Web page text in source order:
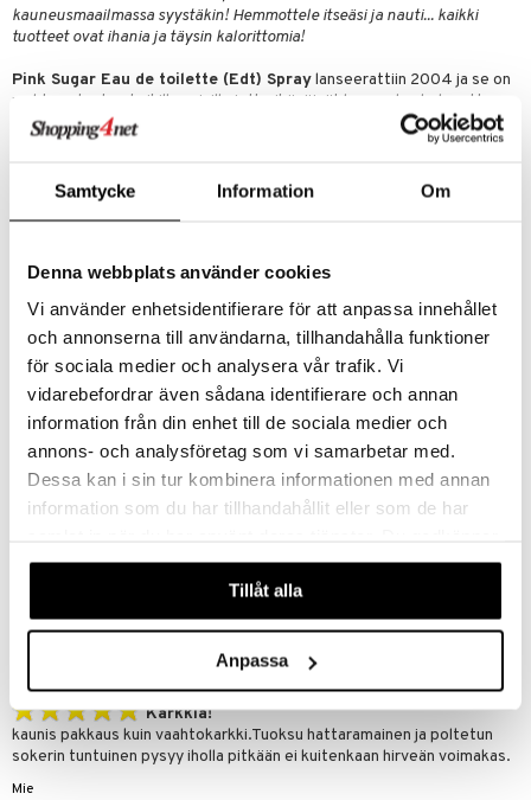
Samtycke Information Om
Denna webbplats använder cookies
Vi använder enhetsidentifierare för att anpassa innehållet
och annonserna till användarna, tillhandahålla funktioner
för sociala medier och analysera vår trafik. Vi
vidarebefordrar även sådana identifierare och annan
information från din enhet till de sociala medier och
annons- och analysföretag som vi samarbetar med.
Dessa kan i sin tur kombinera informationen med annan
information som du har tillhandahållit eller som de har
våra cookies vid fortsatt användande av vår webbplats.
Tillåt alla
Anpassa
kauneusmaailmassa syystäkin! Hemmottele itseäsi ja nauti... kaikki
tuotteet ovat ihania ja täysin kalorittomia!
Pink Sugar Eau de toilette (Edt) Spraylanseerattiin 2004 ja se on
mahtava tuoksu kaikille naisille jotka ikävöivät lapsuuden helpputta.
Tämä suloisen makea, flirttaileva tuoksu herättää sekä makuhermosi
että muistosi hattarasta, auringosta ja lapsuuden leikeistä!
Ensituoksu:Appelsiini, vadelma, viikunanlehti
Sydäntuoksu:
Asiakkaan mielipide tuotteesta
Ihana!
Tämä tuoksu vain on kertakaikkisen ihana!
MSM
Tuoksu on ihanan makea! #-vuotias tyttöni kertoi vieressäni heti,että
tuoksutpas sinä karkilta! Suosittelen lämpimästi,jos tykkäät pehmeän
Karkkia!
kaunis pakkaus kuin vaahtokarkki.Tuoksu hattaramainen ja poltetun
sokerin tuntuinen pysyy iholla pitkään ei kuitenkaan hirveän voimakas.
Mie